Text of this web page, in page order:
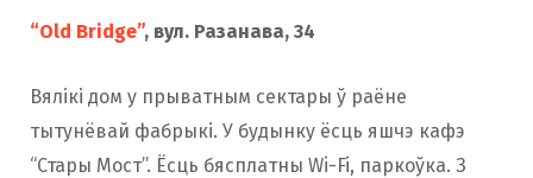
“Old Bridge”, вул. Разанава, 34
Вялікі дом у прыватным сектары ў раёне
тытунёвай фабрыкі. У будынку ёсць яшчэ кафэ
“Стары Мост”. Ёсць бясплатны Wi-Fi, паркоўка. З